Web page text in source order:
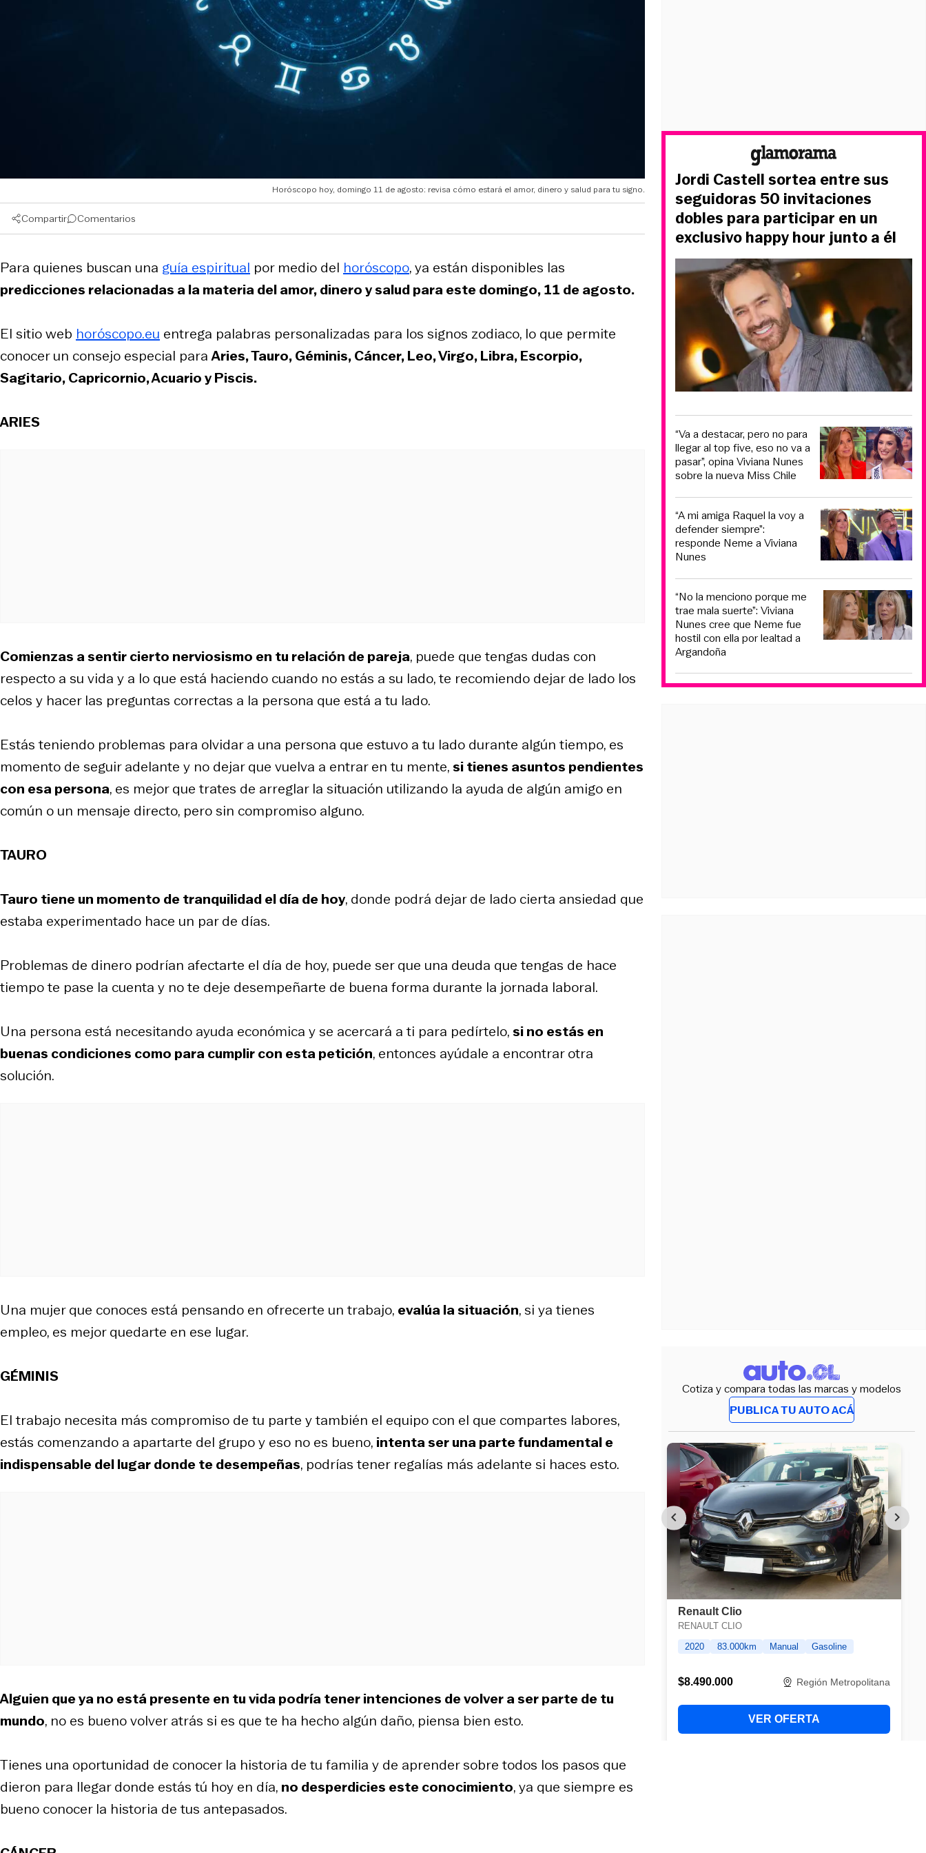
Horóscopo hoy, domingo 11 de agosto: revisa cómo estará el amor, dinero y salud para tu signo.
Compartir Comentarios
Para quienes buscan una guía espiritual por medio del horóscopo, ya están disponibles las
predicciones relacionadas a la materia del amor, dinero y salud para este domingo, 11 de agosto.
El sitio web horóscopo.eu entrega palabras personalizadas para los signos zodiaco, lo que permite
conocer un consejo especial paraAries, Tauro, Géminis, Cáncer, Leo, Virgo, Libra, Escorpio,
Sagitario, Capricornio, Acuario y Piscis.
ARIES
Comienzas a sentir cierto nerviosismo en tu relación de pareja, puede que tengas dudas con
respecto a su vida y a lo que está haciendo cuando no estás a su lado, te recomiendo dejar de lado los
celos y hacer las preguntas correctas a la persona que está a tu lado.
Estás teniendo problemas para olvidar a una persona que estuvo a tu lado durante algún tiempo, es
momento de seguir adelante y no dejar que vuelva a entrar en tu mente,si tienes asuntos pendientes
con esa persona, es mejor que trates de arreglar la situación utilizando la ayuda de algún amigo en
común o un mensaje directo, pero sin compromiso alguno.
TAURO
Tauro tiene un momento de tranquilidad el día de hoy, donde podrá dejar de lado cierta ansiedad que
estaba experimentado hace un par de días.
Problemas de dinero podrían afectarte el día de hoy, puede ser que una deuda que tengas de hace
tiempo te pase la cuenta y no te deje desempeñarte de buena forma durante la jornada laboral.
Una persona está necesitando ayuda económica y se acercará a ti para pedírtelo,si no estás en
buenas condiciones como para cumplir con esta petición, entonces ayúdale a encontrar otra
solución.
Una mujer que conoces está pensando en ofrecerte un trabajo, evalúa la situación, si ya tienes
empleo, es mejor quedarte en ese lugar.
GÉMINIS
El trabajo necesita más compromiso de tu parte y también el equipo con el que compartes labores,
estás comenzando a apartarte del grupo y eso no es bueno, intenta ser una parte fundamental e
indispensable del lugar donde te desempeñas, podrías tener regalías más adelante si haces esto.
Alguien que ya no está presente en tu vida podría tener intenciones de volver a ser parte de tu
mundo, no es bueno volver atrás si es que te ha hecho algún daño, piensa bien esto.
Tienes una oportunidad de conocer la historia de tu familia y de aprender sobre todos los pasos que
dieron para llegar donde estás tú hoy en día, no desperdicies este conocimiento, ya que siempre es
bueno conocer la historia de tus antepasados.
Jordi Castell sortea entre sus
seguidoras 50 invitaciones
dobles para participar en un
exclusivo happy hour junto a él
“Va a destacar, pero no para
llegar al top five, eso no va a
pasar”, opina Viviana Nunes
sobre la nueva Miss Chile
“A mi amiga Raquel la voy a
defender siempre”:
responde Neme a Viviana
Nunes
“No la menciono porque me
trae mala suerte”: Viviana
Nunes cree que Neme fue
hostil con ella por lealtad a
Argandoña
Cotiza y compara todas las marcas y modelos
PUBLICA TU AUTO ACÁ